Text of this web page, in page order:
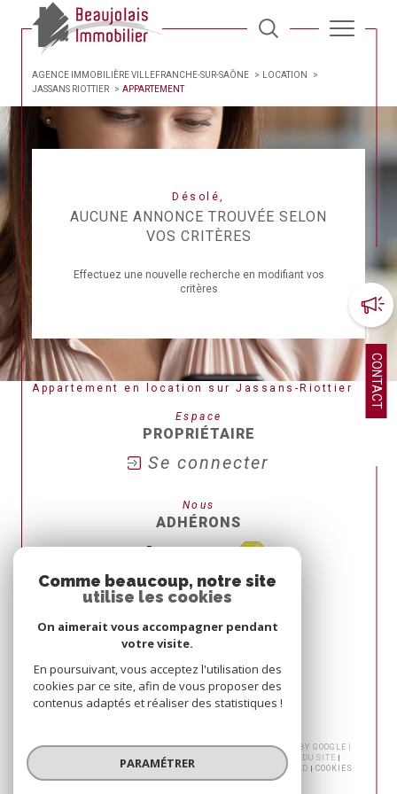
CONTACT
AGENCE IMMOBILIÈRE VILLEFRANCHE-SUR-SAÔNE
LOCATION
JASSANS RIOTTIER
APPARTEMENT
Désolé,
AUCUNE ANNONCE TROUVÉE SELON
VOS CRITÈRES
Effectuez une nouvelle recherche en modifiant vos
critères
Appartement en location sur Jassans-Riottier
Espace
PROPRIÉTAIRE
Se connecter
Nous
ADHÉRONS
© 2026 | TOUS DROITS RÉSERVÉS | TRADUCTION POWERED BY GOOGLE |
NOS HONORAIRES
HONORAIRES TRANSACTION
PLAN DU SITE
MENTIONS LÉGALES
ADMIN NOS LIENS POLITIQUE RGPD COOKIES
Comme beaucoup, notre site
utilise les cookies
On aimerait vous accompagner pendant
votre visite.
En poursuivant, vous acceptez l'utilisation des
cookies par ce site, afin de vous proposer des
contenus adaptés et réaliser des statistiques !
PARAMÉTRER